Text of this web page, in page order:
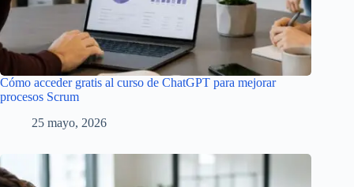
Cómo acceder gratis al curso de ChatGPT para mejorar
procesos Scrum
25 mayo, 2026